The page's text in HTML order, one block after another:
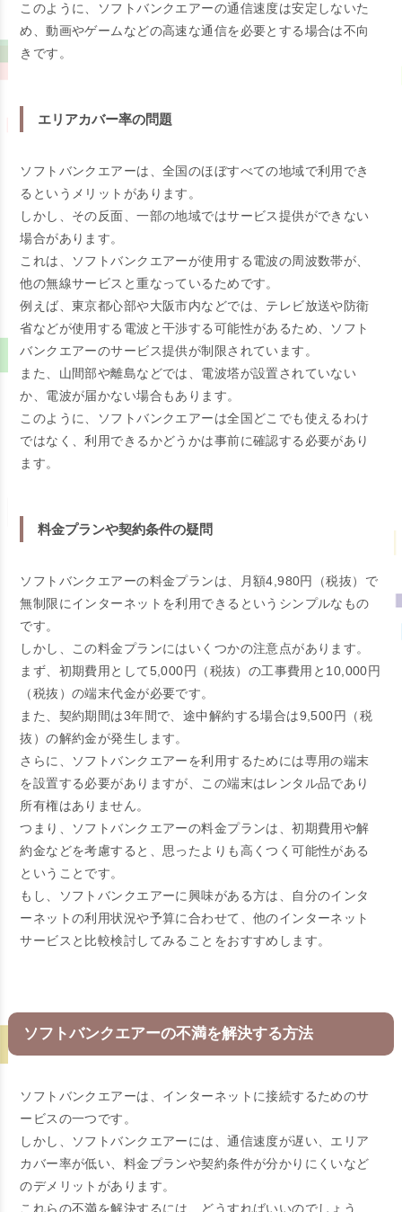
このように、ソフトバンクエアーの通信速度は安定しないた
め、動画やゲームなどの高速な通信を必要とする場合は不向
きです。
エリアカバー率の問題
ソフトバンクエアーは、全国のほぼすべての地域で利用でき
るというメリットがあります。
しかし、その反面、一部の地域ではサービス提供ができない
場合があります。
これは、ソフトバンクエアーが使用する電波の周波数帯が、
他の無線サービスと重なっているためです。
例えば、東京都心部や大阪市内などでは、テレビ放送や防衛
省などが使用する電波と干渉する可能性があるため、ソフト
バンクエアーのサービス提供が制限されています。
また、山間部や離島などでは、電波塔が設置されていない
か、電波が届かない場合もあります。
このように、ソフトバンクエアーは全国どこでも使えるわけ
ではなく、利用できるかどうかは事前に確認する必要があり
ます。
料金プランや契約条件の疑問
ソフトバンクエアーの料金プランは、月額4,980円（税抜）で
無制限にインターネットを利用できるというシンプルなもの
です。
しかし、この料金プランにはいくつかの注意点があります。
まず、初期費用として5,000円（税抜）の工事費用と10,000円
（税抜）の端末代金が必要です。
また、契約期間は3年間で、途中解約する場合は9,500円（税
抜）の解約金が発生します。
さらに、ソフトバンクエアーを利用するためには専用の端末
を設置する必要がありますが、この端末はレンタル品であり
所有権はありません。
つまり、ソフトバンクエアーの料金プランは、初期費用や解
約金などを考慮すると、思ったよりも高くつく可能性がある
ということです。
もし、ソフトバンクエアーに興味がある方は、自分のインタ
ーネットの利用状況や予算に合わせて、他のインターネット
サービスと比較検討してみることをおすすめします。
ソフトバンクエアーの不満を解決する方法
ソフトバンクエアーは、インターネットに接続するためのサ
ービスの一つです。
しかし、ソフトバンクエアーには、通信速度が遅い、エリア
カバー率が低い、料金プランや契約条件が分かりにくいなど
のデメリットがあります。
これらの不満を解決するには、どうすればいいのでしょう